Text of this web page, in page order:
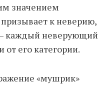
значением
призывает к неверию,
каждый неверующий
от его категории.
«мушрик»